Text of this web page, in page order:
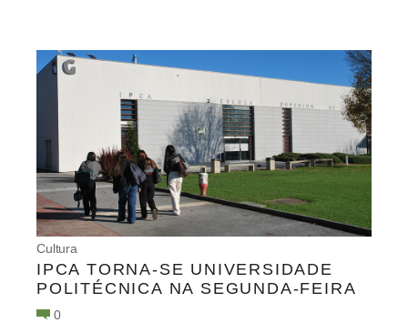
Cultura
IPCA TORNA-SE UNIVERSIDADE
POLITÉCNICA NA SEGUNDA-FEIRA
0